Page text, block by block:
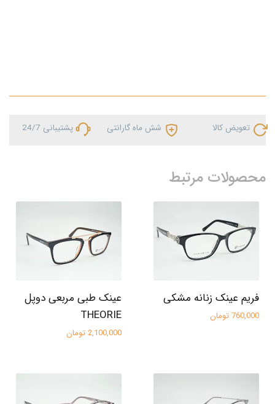
تعویض کالا شش ماه گارانتی پشتیبانی 24/7
محصولات مرتبط
فریم عینک زنانه مشکی
760,000 تومان
عینک طبی مربعی دوپل
THEORIE
2,100,000 تومان